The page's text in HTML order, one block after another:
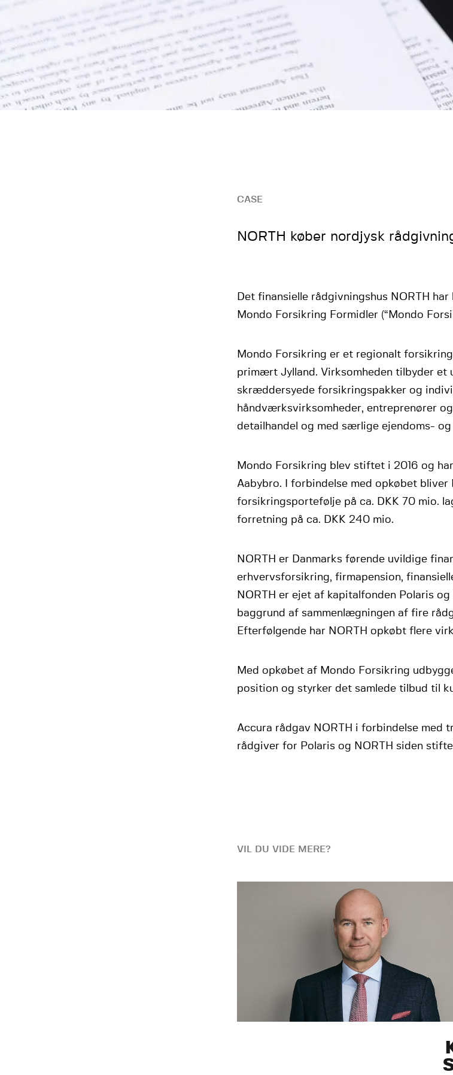
Scroll
CASE
NORTH køber nordjysk
Det finansielle rådgivningshus NORTH
Mondo Forsikring Formidler (“Mondo
Mondo Forsikring er et regionalt
primært Jylland. Virksomheden tilbyder
skræddersyede forsikringspakker og
håndværksvirksomheder, entreprenører
detailhandel og med særlige ejendoms-
Mondo Forsikring blev stiftet i 2016 og
Aabybro. I forbindelse med opkøbet bliver
forsikringsportefølje på ca. DKK 70 mio.
forretning på ca. DKK 240 mio.
NORTH er Danmarks førende uvildige
erhvervsforsikring, firmapension,
NORTH er ejet af kapitalfonden Polaris og
baggrund af sammenlægningen af fire
Efterfølgende har NORTH opkøbt flere
Med opkøbet af Mondo Forsikring
position og styrker det samlede tilbud til
Accura rådgav NORTH i forbindelse med
rådgiver for Polaris og NORTH siden
VIL DU VIDE MERE?